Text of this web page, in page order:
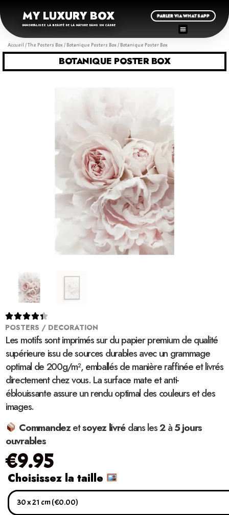
MY LUXURY BOX
IMMORTALISEZ LA BEAUTÉ DE LA NATURE DANS UN CADRE
PARLER VIA WHATSAPP
Accueil /The Posters Box/ Botanique Posters Box/ Botanique Poster Box
BOTANIQUE POSTER BOX

POSTERS / DECORATION
Les motifs sont imprimés sur du papier premium de qualité
supérieure issu de sources durables avec un grammage
optimal de 200g/m², emballés de manière raffinée et livrés
directement chez vous. La surface mate et anti-
éblouissante assure un rendu optimal des couleurs et des
images.
Commandezetsoyez livrédans les2à5 jours
ouvrables
€9.95
Choisissez la taille